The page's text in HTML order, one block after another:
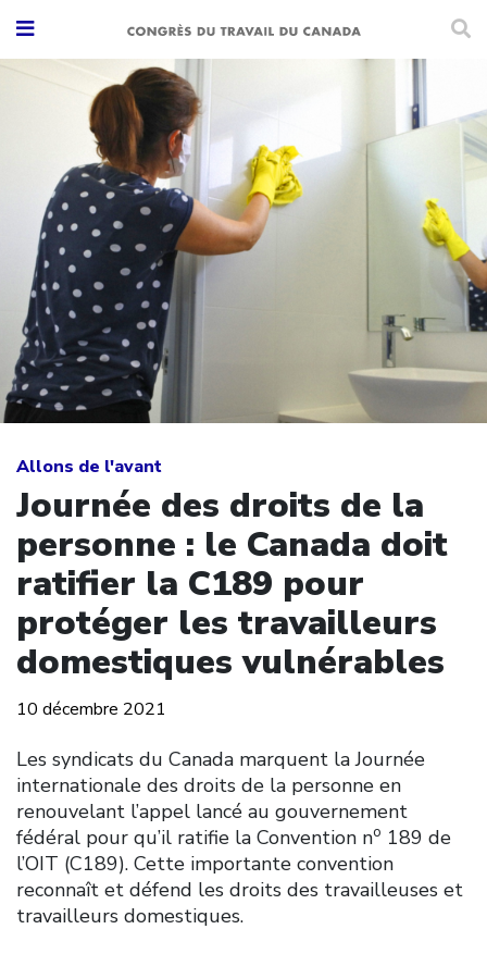
Allons de l'avant
Journée des droits de la
personne : le Canada doit
ratifier la C189 pour
protéger les travailleurs
domestiques vulnérables
10 décembre 2021
Les syndicats du Canada marquent la Journée
internationale des droits de la personne en
renouvelant l’appel lancé au gouvernement
fédéral pour qu’il ratifie la Convention no 189 de
l’OIT (C189). Cette importante convention
reconnaît et défend les droits des travailleuses et
travailleurs domestiques.